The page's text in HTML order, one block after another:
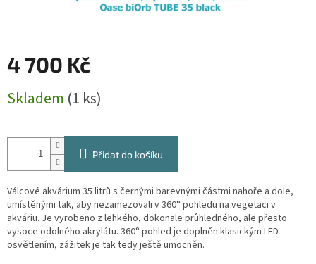
4 700 Kč
cena:
Skladem (1 ks)
Přidat do košíku
Válcové akvárium 35 litrů s černými barevnými částmi nahoře a dole,
umístěnými tak, aby nezamezovali v 360° pohledu na vegetaci v
akváriu. Je vyrobeno z lehkého, dokonale průhledného, ale přesto
vysoce odolného akrylátu. 360° pohled je doplněn klasickým LED
osvětlením, zážitek je tak tedy ještě umocněn.